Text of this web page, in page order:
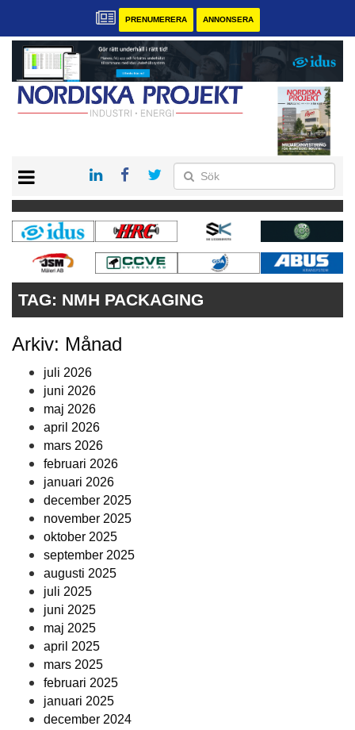
PRENUMERERA ANNONSERA
KONTAKT
VÅRA ANDRA MAGASIN
PRENUMERERA
ANNONSERA
TAG: NMH PACKAGING
Arkiv: Månad
juli 2026
juni 2026
maj 2026
april 2026
mars 2026
februari 2026
januari 2026
december 2025
november 2025
oktober 2025
september 2025
augusti 2025
juli 2025
juni 2025
maj 2025
april 2025
mars 2025
februari 2025
januari 2025
december 2024